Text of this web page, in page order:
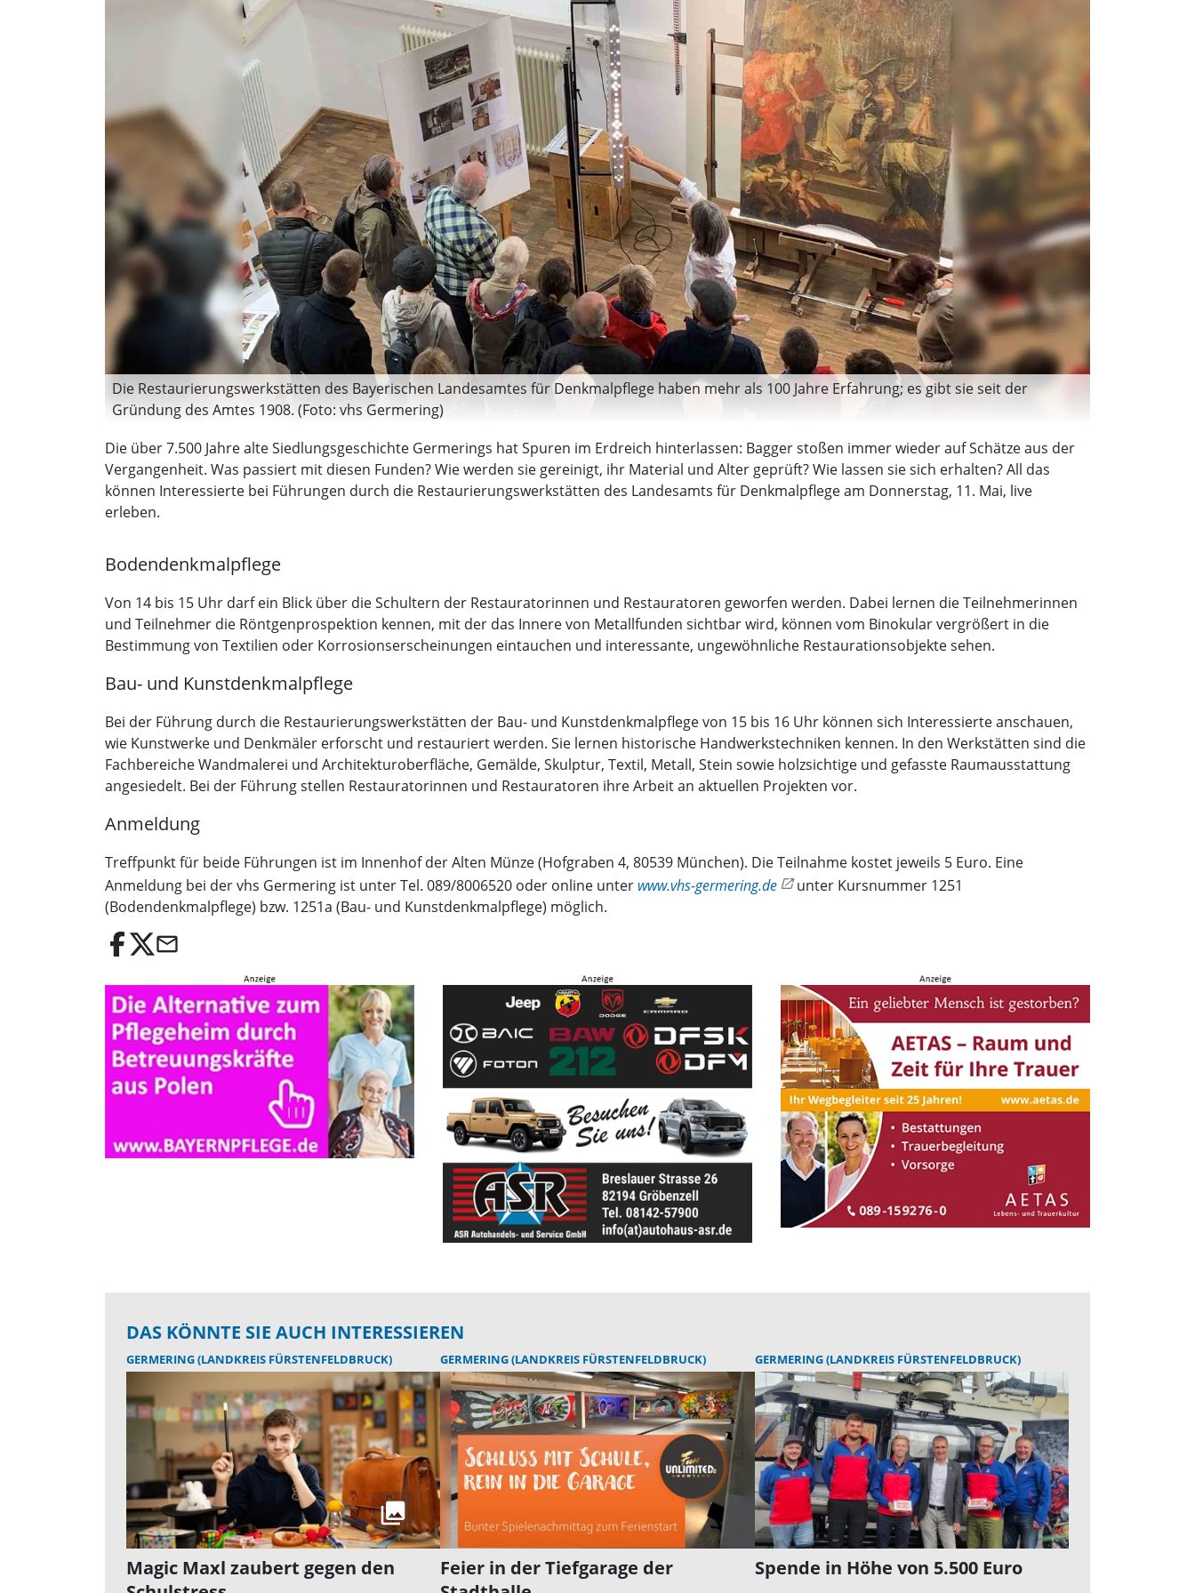
Die Restaurierungswerkstätten des Bayerischen Landesamtes für Denkmalpflege haben mehr als 100 Jahre Erfahrung; es gibt sie seit der
Gründung des Amtes 1908. (Foto: vhs Germering)
Die über 7.500 Jahre alte Siedlungsgeschichte Germerings hat Spuren im Erdreich hinterlassen: Bagger stoßen immer wieder auf Schätze aus der
Vergangenheit. Was passiert mit diesen Funden? Wie werden sie gereinigt, ihr Material und Alter geprüft? Wie lassen sie sich erhalten? All das
können Interessierte bei Führungen durch die Restaurierungswerkstätten des Landesamts für Denkmalpflege am Donnerstag, 11. Mai, live
erleben.
Bodendenkmalpflege
Von 14 bis 15 Uhr darf ein Blick über die Schultern der Restauratorinnen und Restauratoren geworfen werden. Dabei lernen die Teilnehmerinnen
und Teilnehmer die Röntgenprospektion kennen, mit der das Innere von Metallfunden sichtbar wird, können vom Binokular vergrößert in die
Bestimmung von Textilien oder Korrosionserscheinungen eintauchen und interessante, ungewöhnliche Restaurationsobjekte sehen.
Bau- und Kunstdenkmalpflege
Bei der Führung durch die Restaurierungswerkstätten der Bau- und Kunstdenkmalpflege von 15 bis 16 Uhr können sich Interessierte anschauen,
wie Kunstwerke und Denkmäler erforscht und restauriert werden. Sie lernen historische Handwerkstechniken kennen. In den Werkstätten sind die
Fachbereiche Wandmalerei und Architekturoberfläche, Gemälde, Skulptur, Textil, Metall, Stein sowie holzsichtige und gefasste Raumausstattung
angesiedelt. Bei der Führung stellen Restauratorinnen und Restauratoren ihre Arbeit an aktuellen Projekten vor.
Anmeldung
Treffpunkt für beide Führungen ist im Innenhof der Alten Münze (Hofgraben 4, 80539 München). Die Teilnahme kostet jeweils 5 Euro. Eine
Anmeldung bei der vhs Germering ist unter Tel. 089/8006520 oder online unter www.vhs-germering.de
unter Kursnummer 1251
(Bodendenkmalpflege) bzw. 1251a (Bau- und Kunstdenkmalpflege) möglich.
email
DAS KÖNNTE SIE AUCH INTERESSIEREN
GERMERING (LANDKREIS FÜRSTENFELDBRUCK)
Magic Maxl zaubert gegen den
GERMERING (LANDKREIS FÜRSTENFELDBRUCK)
Feier in der Tiefgarage der
GERMERING (LANDKREIS FÜRSTENFELDBRUCK)
Spende in Höhe von 5.500 Euro